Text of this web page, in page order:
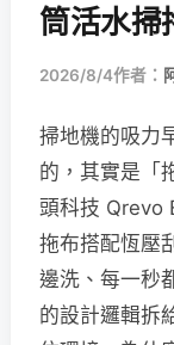
筒活水掃
2026/8/4作者：
掃地機的吸力
的，其實是「
頭科技 Qrevo
拖布搭配恆壓
邊洗、每一秒
的設計邏輯拆